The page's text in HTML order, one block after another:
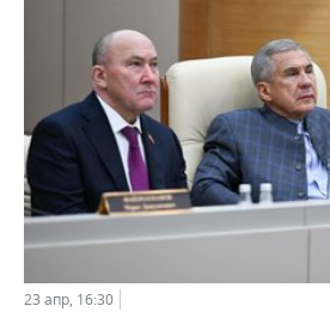
23 апр, 16:30